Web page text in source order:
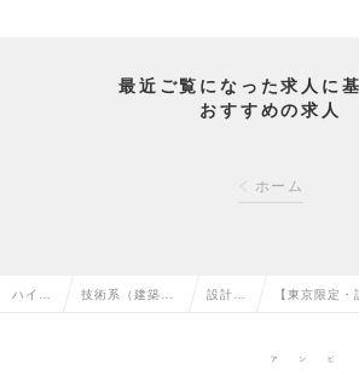
最近ご覧になった求人に
おすすめの求人
ホーム
ハイク 技術系（建築・ 設計 【東京限定